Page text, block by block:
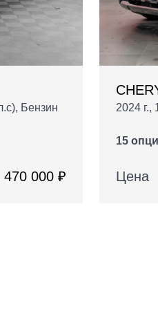
Бензин
470 000 ₽
2024
15
Цена